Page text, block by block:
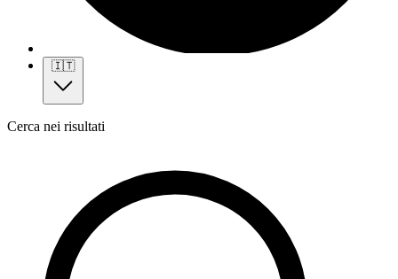
🇮🇹
Cerca nei risultati